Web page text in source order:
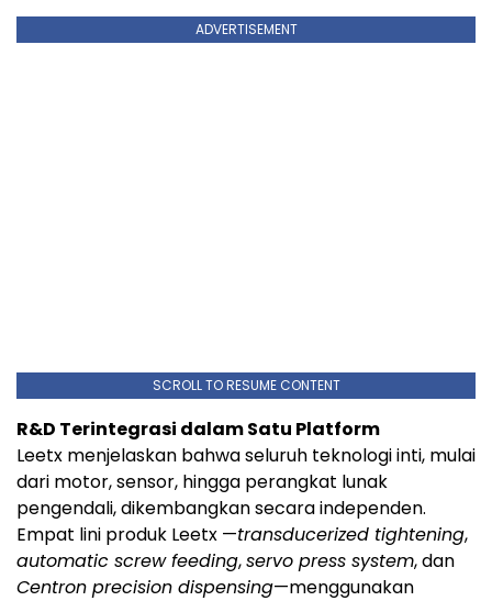
ADVERTISEMENT
SCROLL TO RESUME CONTENT
R&D Terintegrasi dalam Satu Platform
Leetx menjelaskan bahwa seluruh teknologi inti, mulai
dari motor, sensor, hingga perangkat lunak
pengendali, dikembangkan secara independen.
Empat lini produk Leetx —transducerized tightening,
automatic screw feeding,servo press system, dan
Centron precision dispensing—menggunakan